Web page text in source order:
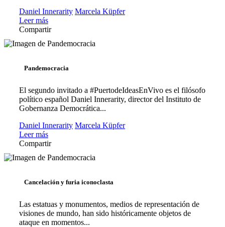
Daniel Innerarity Marcela Küpfer
Leer más
Compartir
Pandemocracia
El segundo invitado a #PuertodeIdeasEnVivo es el filósofo
político español Daniel Innerarity, director del Instituto de
Gobernanza Democrática...
Daniel Innerarity Marcela Küpfer
Leer más
Compartir
Cancelación y furia iconoclasta
Las estatuas y monumentos, medios de representación de
visiones de mundo, han sido históricamente objetos de
ataque en momentos...